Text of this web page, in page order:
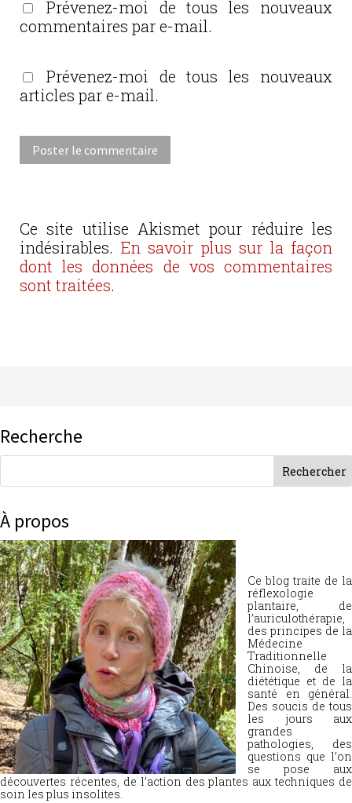
Prévenez-moi de tous les nouveaux
commentaires par e-mail.
Prévenez-moi de tous les nouveaux
articles par e-mail.
Ce site utilise Akismet pour réduire les
indésirables. En savoir plus sur la façon
dont les données de vos commentaires
sont traitées.
Recherche
À propos
Ce blog traite de la
réflexologie
plantaire, de
l’auriculothérapie,
des principes de la
Médecine
Traditionnelle
Chinoise, de la
diététique et de la
santé en général.
Des soucis de tous
les jours aux
grandes
pathologies, des
questions que l’on
se pose aux
découvertes récentes, de l’action des plantes aux techniques de
soin les plus insolites.